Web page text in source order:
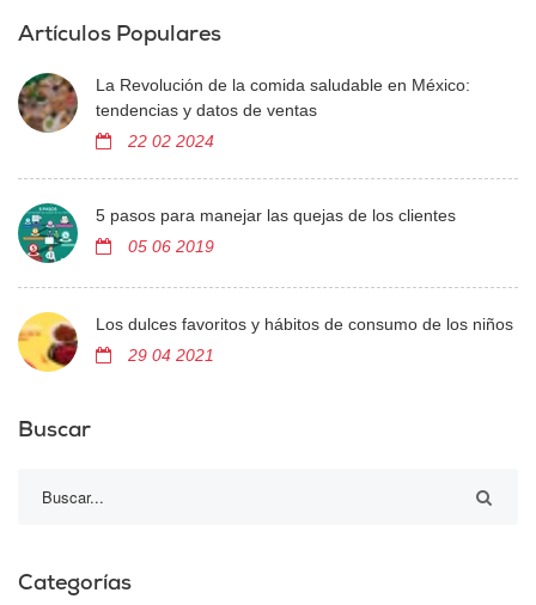
Artículos Populares
La Revolución de la comida saludable en México:
tendencias y datos de ventas
22 02 2024
5 pasos para manejar las quejas de los clientes
05 06 2019
Los dulces favoritos y hábitos de consumo de los niños
29 04 2021
Buscar
Categorías